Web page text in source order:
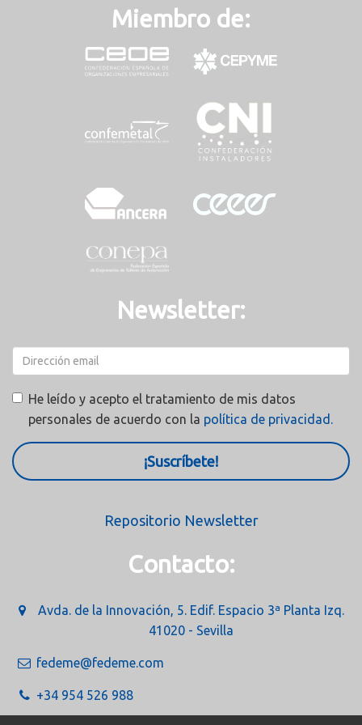
Miembro de:
Newsletter:
He leído y acepto el tratamiento de mis datos
personales de acuerdo con la política de privacidad.
¡Suscríbete!
Repositorio Newsletter
Contacto:
Avda. de la Innovación, 5. Edif. Espacio 3ª Planta Izq.
41020 - Sevilla
fedeme@fedeme.com
+34 954 526 988